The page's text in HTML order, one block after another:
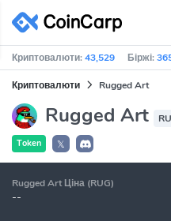
Криптовалюти:43,529 Біржі:
Криптовалюти Rugged Art
Rugged Art
Token 𝕏
Rugged Art Ціна (RUG)
--